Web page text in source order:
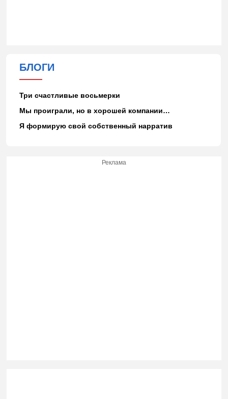
БЛОГИ
Три счастливые восьмерки
Мы проиграли, но в хорошей компании…
Я формирую свой собственный нарратив
Реклама